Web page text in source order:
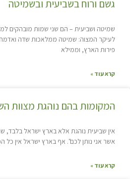
גשם ורוח בשביעית ובשמיטה
שמיטה ושביעית – הם שני שמות מובהקים
לעיקר המצוה: שמיטה ממלאכות שדה
פירות הארץ, וממילא
קרא עוד »
המקומות בהם נוהגת מצוות
אין שביעית נוהגת אלא בארץ ישראל בלבד,
אשר אני נותן לכם". אף בארץ ישראל אין כל
קרא עוד »